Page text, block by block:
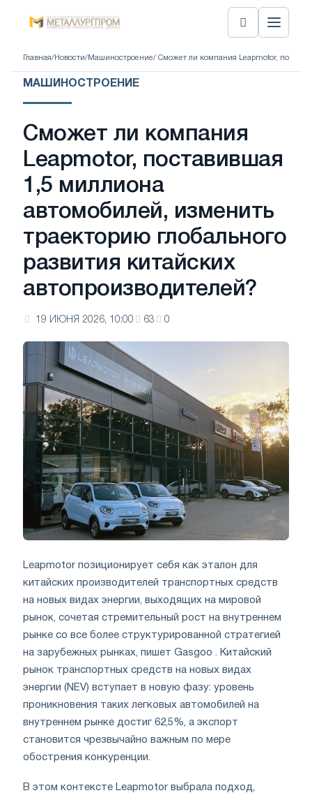
Главная/ Новости/ Машиностроение/ Сможет ли компания Leapmotor,
МАШИНОСТРОЕНИЕ
Сможет ли компания
Leapmotor, поставившая
1,5 миллиона
автомобилей, изменить
траекторию глобального
развития китайских
автопроизводителей?
19 ИЮНЯ 2026, 10:00 63 0
Leapmotor позиционирует себя как эталон для
китайских производителей транспортных средств
на новых видах энергии, выходящих на мировой
рынок, сочетая стремительный рост на внутреннем
рынке со все более структурированной стратегией
на зарубежных рынках, пишет Gasgoo . Китайский
рынок транспортных средств на новых видах
энергии (NEV) вступает в новую фазу: уровень
проникновения таких легковых автомобилей на
внутреннем рынке достиг 62,5%, а экспорт
становится чрезвычайно важным по мере
обострения конкуренции.
В этом контексте Leapmotor выбрала подход,